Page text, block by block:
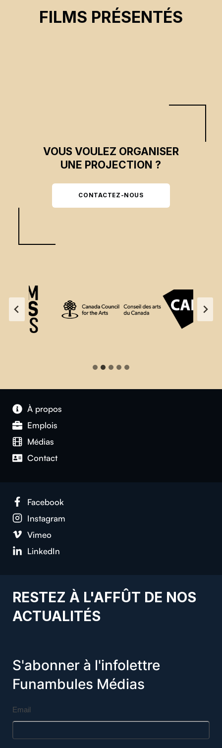
FILMS PRÉSENTÉS
UN JEU À SOI
Julia Martinez Heimann, Natalia Laclau
VOUS VOULEZ ORGANISER
UNE PROJECTION ?
CONTACTEZ-NOUS
À propos
Emplois
Médias
Contact
Facebook
Instagram
Vimeo
LinkedIn
RESTEZ À L'AFFÛT DE NOS
ACTUALITÉS
S'abonner à l'infolettre
Funambules Médias
Email